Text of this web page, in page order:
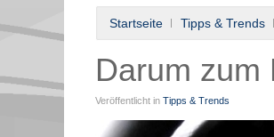
Startseite Tipps & Trends
Darum zum
Veröffentlicht in Tipps & Trends